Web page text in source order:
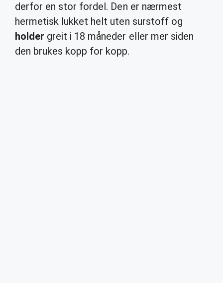
derfor en stor fordel. Den er nærmest
hermetisk lukket helt uten surstoff og
holder greit i 18 måneder eller mer siden
den brukes kopp for kopp.